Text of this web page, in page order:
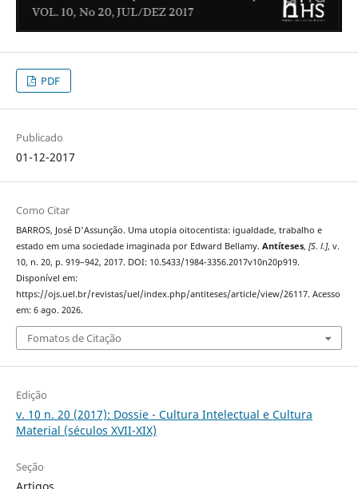
PDF
Publicado
01-12-2017
Como Citar
BARROS, José D'Assunção. Uma utopia oitocentista: igualdade, trabalho e
estado em uma sociedade imaginada por Edward Bellamy. Antíteses, [S. l.], v.
10, n. 20, p. 919–942, 2017. DOI: 10.5433/1984-3356.2017v10n20p919.
Disponível em:
https://ojs.uel.br/revistas/uel/index.php/antiteses/article/view/26117. Acesso
em: 6 ago. 2026.
Fomatos de Citação
Edição
v. 10 n. 20 (2017): Dossie - Cultura Intelectual e Cultura
Material (séculos XVII-XIX)
Seção